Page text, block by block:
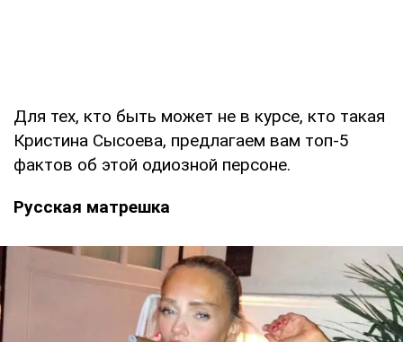
Для тех, кто быть может не в курсе, кто такая
Кристина Сысоева, предлагаем вам топ-5
фактов об этой одиозной персоне.
Русская матрешка